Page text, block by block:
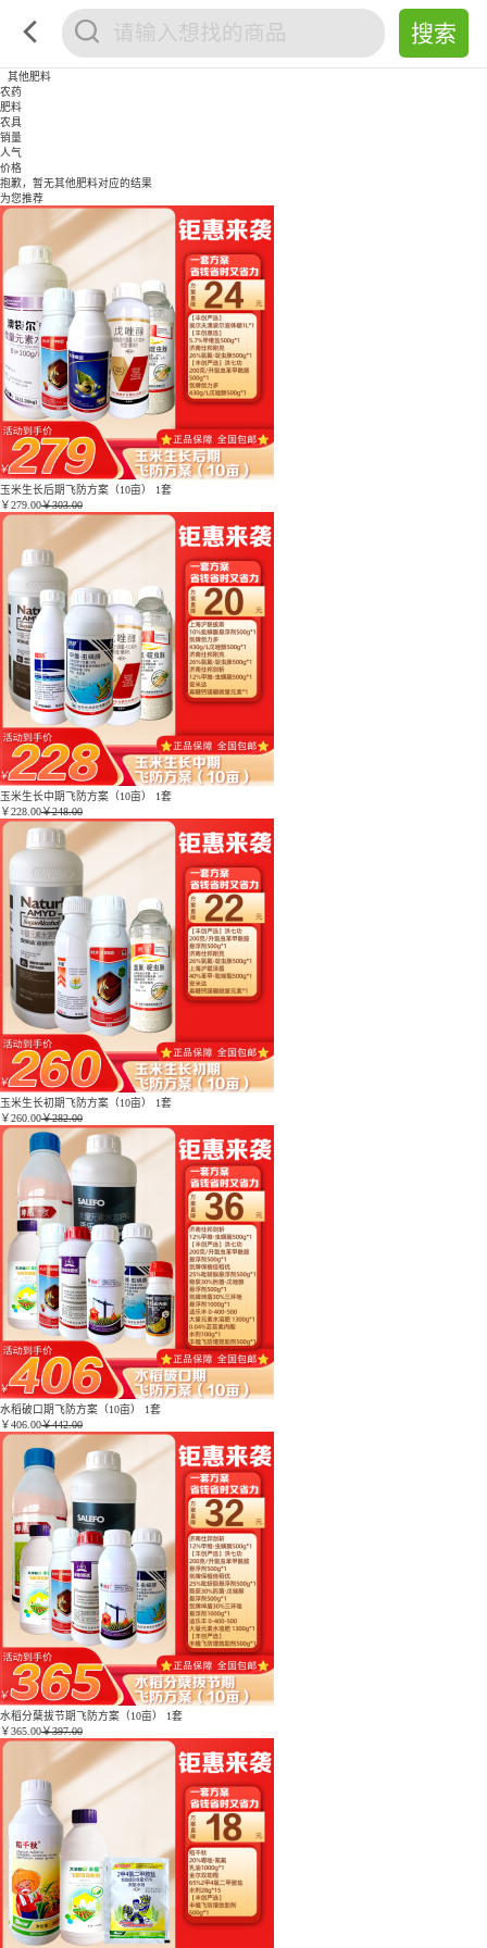
其他肥料
农药
肥料
农具
销量
人气
价格
抱歉，暂无其他肥料对应的结果
为您推荐
玉米生长后期飞防方案（10亩） 1套
￥279.00￥303.00
玉米生长中期飞防方案（10亩） 1套
￥228.00￥248.00
玉米生长初期飞防方案（10亩） 1套
￥260.00￥282.00
水稻破口期飞防方案（10亩） 1套
￥406.00￥442.00
水稻分蘖拔节期飞防方案（10亩） 1套
￥365.00￥397.00